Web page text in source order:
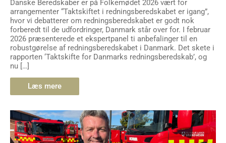
hvor vi debatterer om redningsberedskabet er godt nok
forberedt til de udfordringer, Danmark står over for. I februar
2026 præsenterede et ekspertpanel ti anbefalinger til en
robustgørelse af redningsberedskabet i Danmark. Det skete i
rapporten ‘Taktskifte for Danmarks redningsberedskab’, og
nu […]
Læs mere